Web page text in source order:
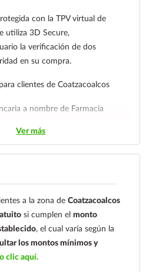
de crédito y débito.
protegida con la TPV virtual
la verificación de dos
a nombre de Farmacia
S.A. de C.V. Número de
el cliente deberá enviar
pago a al siguiente correo
con la TPV virtual de
utiliza 3D Secure,
la verificación de dos
en su compra.
clientes de Coatzacoalcos
a nombre de Farmacia
el cliente deberá enviar su
a al siguiente correo
8491
Ver más
a la zona deCoatzacoalcos
si cumplen elmonto
, el cual varía según la
los montos mínimos y
clic aquí.